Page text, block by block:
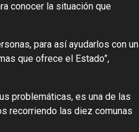
conocer la situación que
para así ayudarlos con un
que ofrece el Estado”,
problemáticas, es una de las
recorriendo las diez comunas